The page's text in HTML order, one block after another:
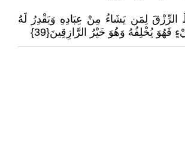
لِمَن يَشَاءُ مِنْ عِبَادِهِ وَيَقْدِرُ لَهُ
يُخْلِفُهُ وَهُوَ خَيْرُ الرَّازِقِينَ{39}